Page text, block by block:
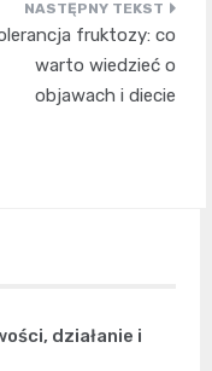
fruktozy: co
warto wiedzieć o
objawach i diecie
działanie i